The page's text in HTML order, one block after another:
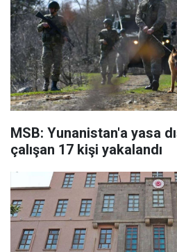
MSB: Yunanistan'a yasa
çalışan 17 kişi yakalandı